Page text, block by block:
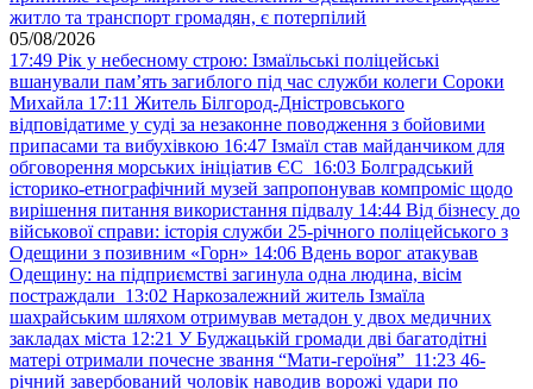
житло та транспорт громадян, є потерпілий
05/08/2026
17:49 Рік у небесному строю: Ізмаїльські поліцейські
вшанували пам’ять загиблого під час служби колеги Сороки
Михайла 17:11 Житель Білгород-Дністровського
відповідатиме у суді за незаконне поводження з бойовими
припасами та вибухівкою 16:47 Ізмаїл став майданчиком для
обговорення морських ініціатив ЄС 16:03 Болградський
історико-етнографічний музей запропонував компроміс щодо
вирішення питання використання підвалу 14:44 Від бізнесу до
військової справи: історія служби 25-річного поліцейського з
Одещини з позивним «Горн» 14:06 Вдень ворог атакував
Одещину: на підприємстві загинула одна людина, вісім
постраждали 13:02 Наркозалежний житель Ізмаїла
шахрайським шляхом отримував метадон у двох медичних
закладах міста 12:21 У Буджацькій громади дві багатодітні
матері отримали почесне звання “Мати-героїня” 11:23 46-
річний завербований чоловік наводив ворожі удари по